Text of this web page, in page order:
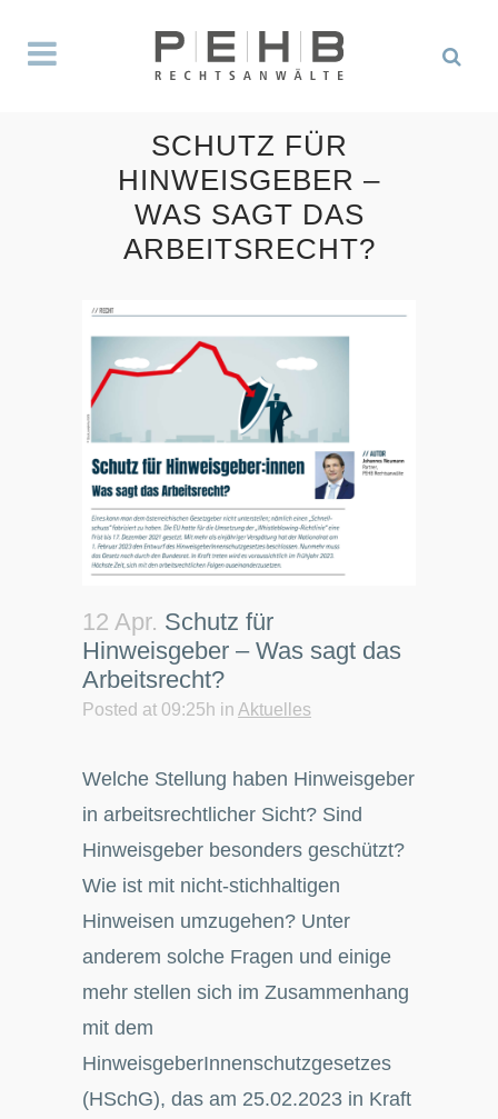
SCHUTZ FÜR
HINWEISGEBER –
WAS SAGT DAS
ARBEITSRECHT?
12 Apr. Schutz für
Hinweisgeber – Was sagt das
Arbeitsrecht?
Posted at 09:25h in Aktuelles
Welche Stellung haben Hinweisgeber
in arbeitsrechtlicher Sicht? Sind
Hinweisgeber besonders geschützt?
Wie ist mit nicht-stichhaltigen
Hinweisen umzugehen? Unter
anderem solche Fragen und einige
mehr stellen sich im Zusammenhang
mit dem
HinweisgeberInnenschutzgesetzes
(HSchG), das am 25.02.2023 in Kraft